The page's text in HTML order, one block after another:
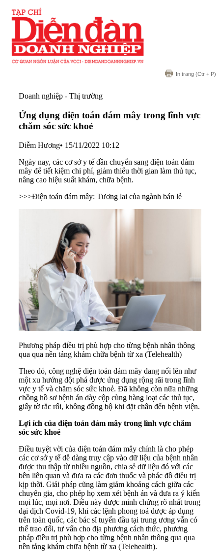
In trang (Ctr + P)
Doanh nghiệp - Thị trường
Ứng dụng điện toán đám mây trong lĩnh vực
chăm sóc sức khoẻ
Diễm Hương• 15/11/2022 10:12
Ngày nay, các cơ sở y tế dần chuyển sang điện toán đám
mây để tiết kiệm chi phí, giảm thiểu thời gian làm thủ tục,
nâng cao hiệu suất khám, chữa bệnh.
>>>Điện toán đám mây: Tương lai của ngành bán lẻ
Phương pháp điều trị phù hợp cho từng bệnh nhân thông
qua qua nền tảng khám chữa bệnh từ xa (Telehealth)
Theo đó, công nghệ điện toán đám mây đang nổi lên như
một xu hướng đột phá được ứng dụng rộng rãi trong lĩnh
vực y tế và chăm sóc sức khoẻ. Đã không còn nữa những
chồng hồ sơ bệnh án dày cộp cùng hàng loạt các thủ tục,
giấy tờ rắc rối, không đồng bộ khi đặt chân đến bệnh viện.
Lợi ích của điện toán đám mây trong lĩnh vực chăm
sóc sức khoẻ
Điều tuyệt vời của điện toán đám mây chính là cho phép
các cơ sở y tế dễ dàng truy cập vào dữ liệu của bệnh nhân
được thu thập từ nhiều nguồn, chia sẻ dữ liệu đó với các
bên liên quan và đưa ra các đơn thuốc và phác đồ điều trị
kịp thời. Giải pháp cũng làm giảm khoảng cách giữa các
chuyên gia, cho phép họ xem xét bệnh án và đưa ra ý kiến
mọi lúc, mọi nơi. Điều này được minh chứng rõ nhất trong
đại dịch Covid-19, khi các lệnh phong toả được áp dụng
trên toàn quốc, các bác sĩ tuyến đầu tại trung ương vẫn có
thể trao đổi, tư vấn cho địa phương cách thức, phương
pháp điều trị phù hợp cho từng bệnh nhân thông qua qua
nền tảng khám chữa bệnh từ xa (Telehealth).